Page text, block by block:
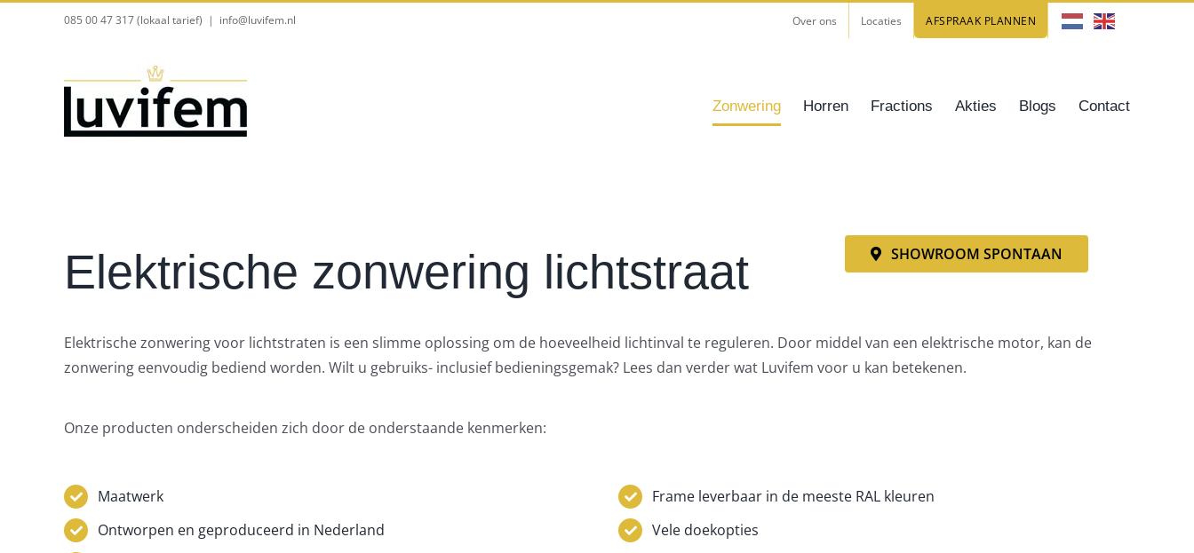
085 00 47 317 (lokaal tarief) | info@luvifem.nl Over ons Locaties AFSPRAAK PLANNEN
Zonwering Horren Fractions Akties Blogs Contact
Elektrische zonwering lichtstraat SHOWROOM SPONTAAN
Elektrische zonwering voor lichtstraten is een slimme oplossing om de hoeveelheid lichtinval te reguleren. Door middel van een elektrische motor, kan de
zonwering eenvoudig bediend worden. Wilt u gebruiks- inclusief bedieningsgemak? Lees dan verder wat Luvifem voor u kan betekenen.
Onze producten onderscheiden zich door de onderstaande kenmerken:
Maatwerk
Ontworpen en geproduceerd in Nederland
Frame leverbaar in de meeste RAL kleuren
Vele doekopties